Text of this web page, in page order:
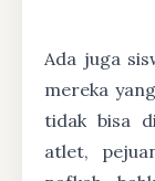
Ada juga
mereka
tidak bisa
atlet,